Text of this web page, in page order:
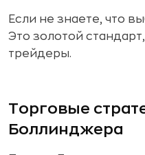
Если не знаете, что
Это золотой
трейдеры.
Торговые
Боллинджера